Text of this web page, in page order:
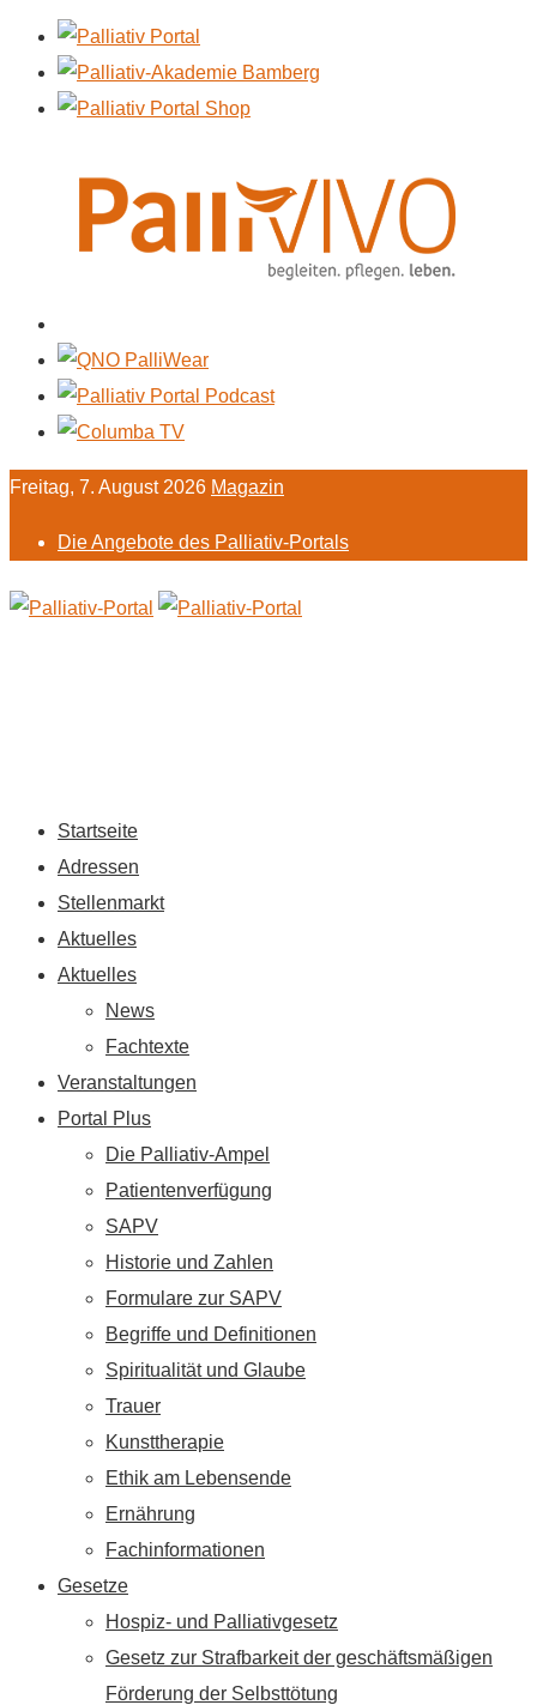
Freitag, 7. August 2026 Magazin
Die Angebote des Palliativ-Portals
Startseite
Adressen
Stellenmarkt
Aktuelles
Aktuelles
News
Fachtexte
Veranstaltungen
Portal Plus
Die Palliativ-Ampel
Patientenverfügung
SAPV
Historie und Zahlen
Formulare zur SAPV
Begriffe und Definitionen
Spiritualität und Glaube
Trauer
Kunsttherapie
Ethik am Lebensende
Ernährung
Fachinformationen
Gesetze
Hospiz- und Palliativgesetz
Gesetz zur Strafbarkeit der geschäftsmäßigen
Förderung der Selbsttötung